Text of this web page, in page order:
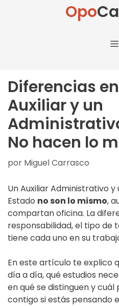
Opo
Diferencias
Auxiliar y un
No hacen lo
por Miguel Carrasco
Un Auxiliar Administrativo
Estado no son lo mismo,
compartan oficina. La
responsabilidad, el tipo de
tiene cada uno en su
En este artículo te explico
día a día, qué estudios
en qué se distinguen y
contigo si estás pensando